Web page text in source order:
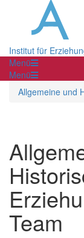
Institut für
Menü
Menü
Allgemeine und
Team